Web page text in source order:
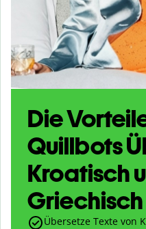
Die
Quillbots
Kroatisch
Griechisch
Übersetze Texte von